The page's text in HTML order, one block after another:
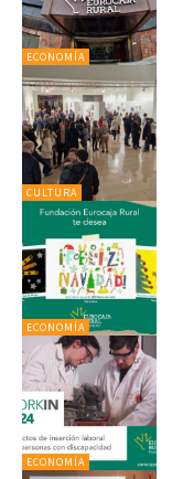
ECONOMÍA
CULTURA
ECONOMÍA
ECONOMÍA